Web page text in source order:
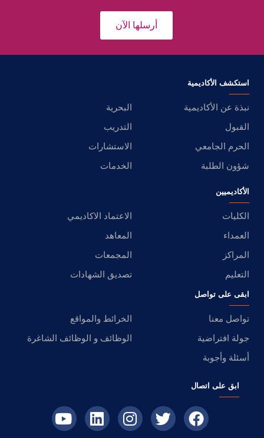
أرسلها الآن
استكشف الأكاديمية
نبذة عن الأكاديمية
البحرية
القبول
التدريب
الحرم الجامعي
الاستشارات
شؤون الطلبة
الخدمات
الأكاديميين
الكليات
الاعتماد الاكاديمي
العمداء
المعاهد
المراكز
المجمعات
التعليم
تصديق الشهادات
ابقى على تواصل
تواصل معنا
الخرائط والمواقع
جولة افتراضية
الوظائف و الوظائف الشاغرة
أسئلة وأجوبة
ابق على اتصال